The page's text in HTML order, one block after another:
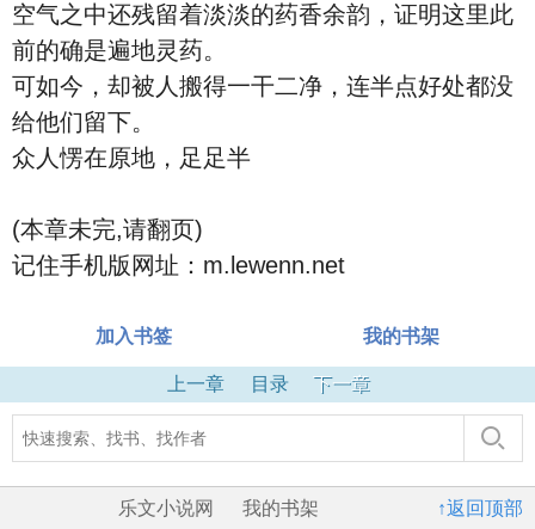
空气之中还残留着淡淡的药香余韵，证明这里此
前的确是遍地灵药。
可如今，却被人搬得一干二净，连半点好处都没
给他们留下。
众人愣在原地，足足半
(本章未完,请翻页)
记住手机版网址：m.lewenn.net
加入书签 我的书架
上一章 目录 下一章
↑返回顶部
乐文小说网 我的书架